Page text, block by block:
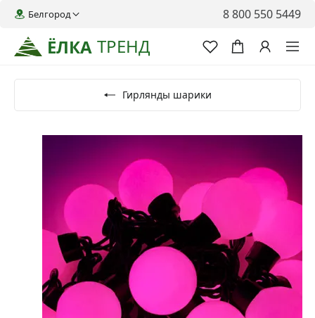
ЁЛКА ТРЕНД
Белгород 8 800 550 5449
Гирлянды шарики